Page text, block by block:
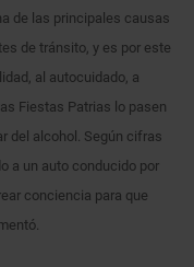
de las principales causas
de tránsito, y es por este
al autocuidado, a
Fiestas Patrias lo pasen
del alcohol. Según cifras
a un auto conducido por
conciencia para que